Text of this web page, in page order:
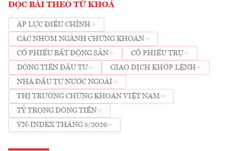
ĐỌC BÀI THEO TỪ KHOÁ
ÁP LỰC ĐIỀU CHỈNH
CÁC NHÓM NGÀNH CHỨNG KHOÁN
CỔ PHIẾU BẤT ĐỘNG SẢN
CỔ PHIẾU TRỤ
DÒNG TIỀN ĐẦU TƯ
GIAO DỊCH KHỚP LỆNH
NHÀ ĐẦU TƯ NƯỚC NGOÀI
THỊ TRƯỜNG CHỨNG KHOÁN VIỆT NAM
TỶ TRỌNG DÒNG TIỀN
VN-INDEX THÁNG 5/2026